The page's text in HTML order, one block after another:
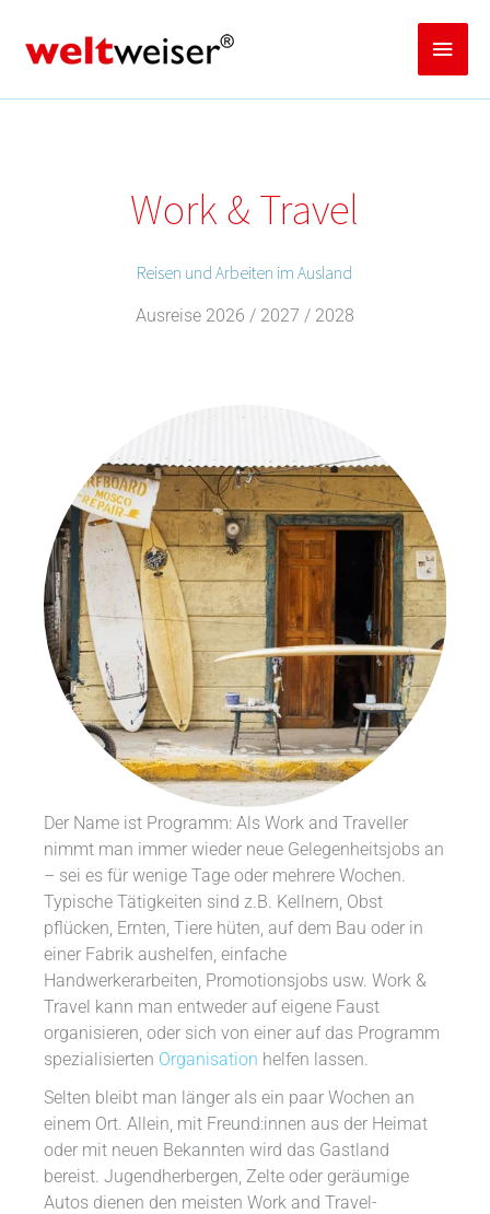
springen
Work & Travel
Reisen und Arbeiten im Ausland
Ausreise 2026 / 2027 / 2028
Der Name ist Programm: Als Work and Traveller
nimmt man immer wieder neue Gelegenheitsjobs an
– sei es für wenige Tage oder mehrere Wochen.
Typische Tätigkeiten sind z.B. Kellnern, Obst
pflücken, Ernten, Tiere hüten, auf dem Bau oder in
einer Fabrik aushelfen, einfache
Handwerkerarbeiten, Promotionsjobs usw. Work &
Travel kann man entweder auf eigene Faust
organisieren, oder sich von einer auf das Programm
spezialisierten Organisation helfen lassen.
Selten bleibt man länger als ein paar Wochen an
einem Ort. Allein, mit Freund:innen aus der Heimat
oder mit neuen Bekannten wird das Gastland
bereist. Jugendherbergen, Zelte oder geräumige
Autos dienen den meisten Work and Travel-